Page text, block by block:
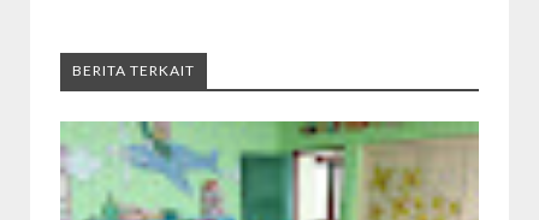
BERITA TERKAIT